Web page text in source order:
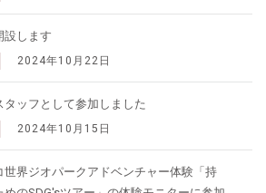
設します
2024年10月22日
ッフとして参加しました
2024年10月15日
界ジオパークアドベンチャー体験「持